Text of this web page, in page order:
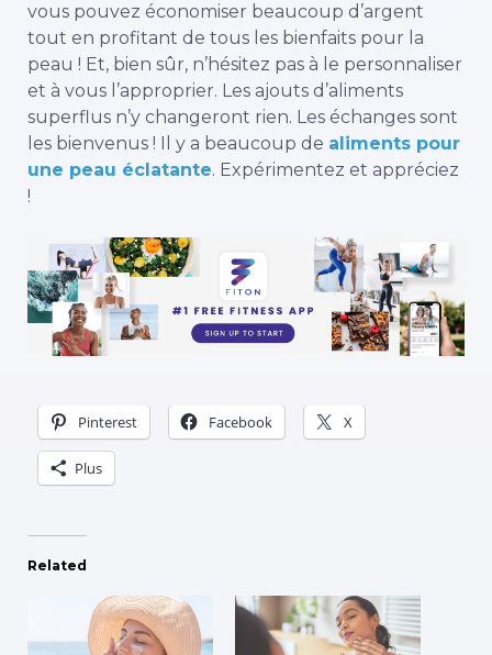
vous pouvez économiser beaucoup d’argent
tout en profitant de tous les bienfaits pour la
peau ! Et, bien sûr, n’hésitez pas à le personnaliser
et à vous l’approprier. Les ajouts d’aliments
superflus n’y changeront rien. Les échanges sont
les bienvenus ! Il y a beaucoup de aliments pour
une peau éclatante. Expérimentez et appréciez
!
Pinterest Facebook X
Plus
Related